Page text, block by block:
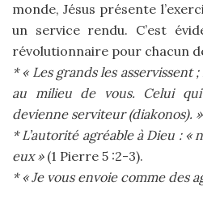
monde, Jésus présente
un service rendu. C’est
révolutionnaire pour chacun
* « Les grands les asservissent
au milieu de vous. Celui
devienne serviteur (diakonos). »
* L’autorité agréable à Dieu :
eux »(1 Pierre 5 :2-3).
* « Je vous envoie comme des